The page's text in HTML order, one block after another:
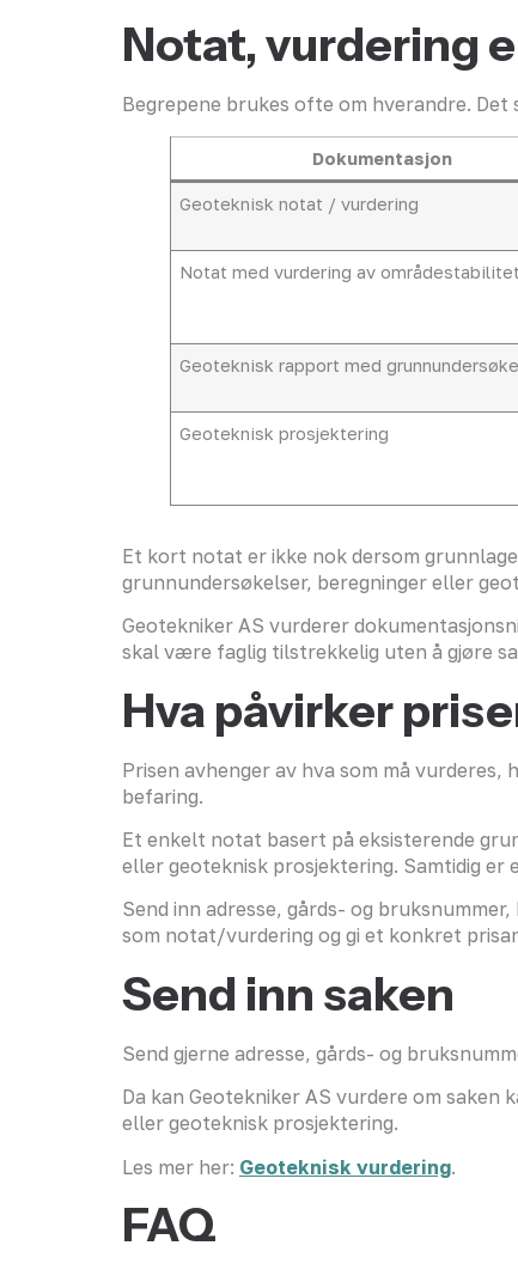
Notat, vurdering
Begrepene brukes ofte om hverandre.
Dokumentasjon
Geoteknisk notat / vurdering
Notat med vurdering av områdestabilitet
Geoteknisk rapport med
Geoteknisk prosjektering
Et kort notat er ikke nok dersom
grunnundersøkelser, beregninger eller
Geotekniker AS vurderer
skal være faglig tilstrekkelig uten å gjøre
Hva påvirker
Prisen avhenger av hva som må
befaring.
Et enkelt notat basert på eksisterende
eller geoteknisk prosjektering. Samtidig
Send inn adresse, gårds- og
som notat/vurdering og gi et konkret
Send inn saken
Send gjerne adresse, gårds- og
Da kan Geotekniker AS vurdere om
eller geoteknisk prosjektering.
Les mer her: Geoteknisk vurdering.
FAQ